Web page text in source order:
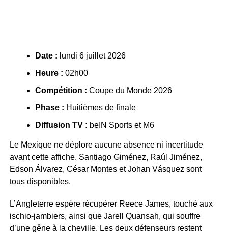
Date : lundi 6 juillet 2026
Heure : 02h00
Compétition : Coupe du Monde 2026
Phase : Huitièmes de finale
Diffusion TV : beIN Sports et M6
Le Mexique ne déplore aucune absence ni incertitude
avant cette affiche. Santiago Giménez, Raúl Jiménez,
Edson Álvarez, César Montes et Johan Vásquez sont
tous disponibles.
L’Angleterre espère récupérer Reece James, touché aux
ischio-jambiers, ainsi que Jarell Quansah, qui souffre
d’une gêne à la cheville. Les deux défenseurs restent